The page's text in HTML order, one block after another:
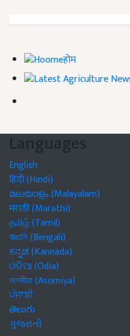
होम
Languages
English
हिंदी (Hindi)
മലയാളം (Malayalam)
मराठी (Marathi)
தமிழ் (Tamil)
বাঙালি (Bengali)
ಕನ್ನಡ (Kannada)
ଓଡିଆ (Odia)
অসমীয়া (Asomiya)
ਪੰਜਾਬੀ
తెలుగు
ગુજરાતી